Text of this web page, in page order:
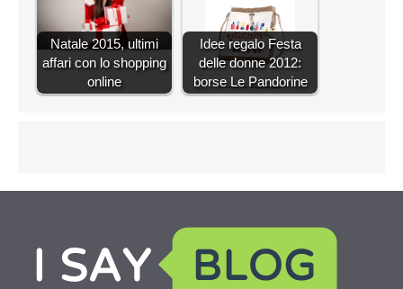
Natale 2015, ultimi
affari con lo shopping
online
Idee regalo Festa
delle donne 2012:
borse Le Pandorine